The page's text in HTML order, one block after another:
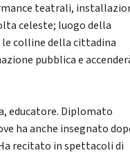
teatrali,
celeste; luogo della
colline della cittadina
pubblica e
educatore. Diplomato
ha anche insegnato
recitato in spettacoli di